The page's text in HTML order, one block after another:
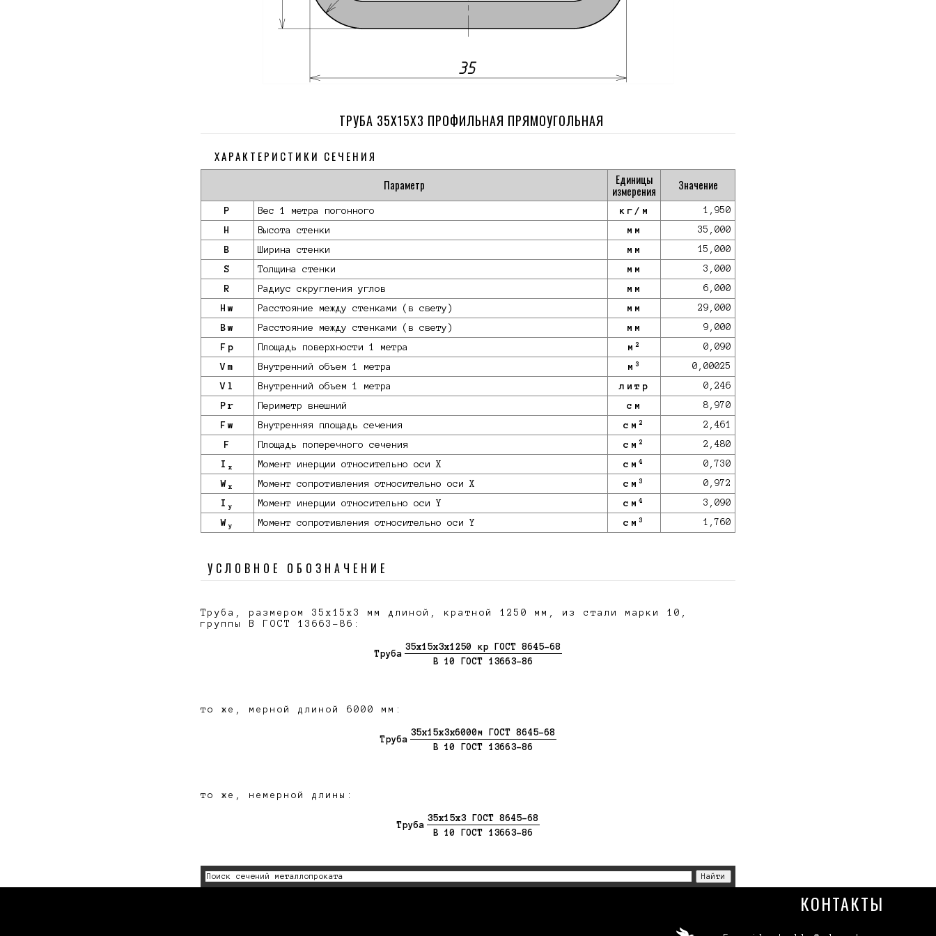
ТРУБА 35Х15Х3 ПРОФИЛЬНАЯ ПРЯМОУГОЛЬНАЯ
ХАРАКТЕРИСТИКИ СЕЧЕНИЯ
Параметр
Единицы
измерения Значение
P Вес 1 метра погонного кг/м 1,950
H Высота стенки мм 35,000
B Ширина стенки мм 15,000
S Толщина стенки мм 3,000
R Радиус скругления углов мм 6,000
Hw Расстояние между стенками (в свету) мм 29,000
Bw Расстояние между стенками (в свету) мм 9,000
Fp Площадь поверхности 1 метра м 2 0,090
Vm Внутренний объем 1 метра м 3 0,00025
Vl Внутренний объем 1 метра литр 0,246
Pr Периметр внешний см 8,970
Fw Внутренняя площадь сечения см 2 2,461
F Площадь поперечного сечения см 2 2,480
I x Момент инерции относительно оси X см 4 0,730
W x Момент сопротивления относительно оси X см 3 0,972
I y Момент инерции относительно оси Y см 4 3,090
W y Момент сопротивления относительно оси Y см 3 1,760
УСЛОВНОЕ ОБОЗНАЧЕНИЕ
Труба, размером 35х15х3 мм длиной, кратной 1250 мм, из стали марки 10,
группы В ГОСТ 13663-86:
Труба
35х15х3х1250 кр ГОСТ 8645-68
В 10 ГОСТ 13663-86
то же, мерной длиной 6000 мм:
Труба
35х15х3х6000м ГОСТ 8645-68
В 10 ГОСТ 13663-86
то же, немерной длины:
Труба
35х15х3 ГОСТ 8645-68
В 10 ГОСТ 13663-86
КОНТАКТЫ